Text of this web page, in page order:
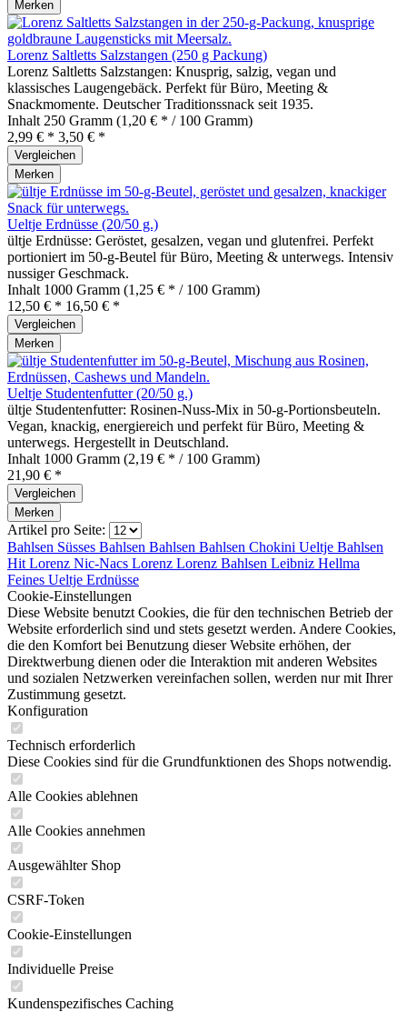
Merken
Lorenz Saltletts Salzstangen (250 g Packung)
Lorenz Saltletts Salzstangen: Knusprig, salzig, vegan und
klassisches Laugengebäck. Perfekt für Büro, Meeting &
Snackmomente. Deutscher Traditionssnack seit 1935.
Inhalt 250 Gramm (1,20 € * / 100 Gramm)
2,99 € * 3,50 € *
Vergleichen
Merken
Ueltje Erdnüsse (20/50 g.)
ültje Erdnüsse: Geröstet, gesalzen, vegan und glutenfrei. Perfekt
portioniert im 50‑g‑Beutel für Büro, Meeting & unterwegs. Intensiv
nussiger Geschmack.
Inhalt 1000 Gramm (1,25 € * / 100 Gramm)
12,50 € * 16,50 € *
Vergleichen
Merken
Ueltje Studentenfutter (20/50 g.)
ültje Studentenfutter: Rosinen‑Nuss‑Mix in 50‑g‑Portionsbeuteln.
Vegan, knackig, energiereich und perfekt für Büro, Meeting &
unterwegs. Hergestellt in Deutschland.
Inhalt 1000 Gramm (2,19 € * / 100 Gramm)
21,90 € *
Vergleichen
Merken
Artikel pro Seite:
Bahlsen Süsses Bahlsen Bahlsen Bahlsen Chokini Ueltje Bahlsen
Hit Lorenz Nic-Nacs Lorenz Lorenz Bahlsen Leibniz Hellma
Feines Ueltje Erdnüsse
Cookie-Einstellungen
Diese Website benutzt Cookies, die für den technischen Betrieb der
Website erforderlich sind und stets gesetzt werden. Andere Cookies,
die den Komfort bei Benutzung dieser Website erhöhen, der
Direktwerbung dienen oder die Interaktion mit anderen Websites
und sozialen Netzwerken vereinfachen sollen, werden nur mit Ihrer
Zustimmung gesetzt.
Konfiguration
Technisch erforderlich
Diese Cookies sind für die Grundfunktionen des Shops notwendig.
Alle Cookies ablehnen
Alle Cookies annehmen
Ausgewählter Shop
CSRF-Token
Cookie-Einstellungen
Individuelle Preise
Kundenspezifisches Caching